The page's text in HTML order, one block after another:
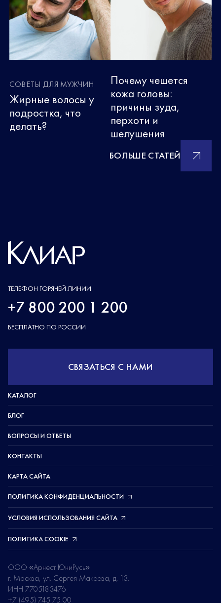
БОЛЬШЕ СТАТЕЙ
СОВЕТЫ ДЛЯ МУЖЧИН
Жирные волосы у
подростка, что
делать?
Почему чешется
кожа головы:
причины зуда,
перхоти и
шелушения
ТЕЛЕФОН ГОРЯЧЕЙ ЛИНИИ
+7 800 200 1 200
БЕСПЛАТНО ПО РОССИИ
СВЯЗАТЬСЯ С НАМИ
КАТАЛОГ
БЛОГ
ВОПРОСЫ И ОТВЕТЫ
КОНТАКТЫ
КАРТА САЙТА
ПОЛИТИКА КОНФИДЕНЦИАЛЬНОСТИ
УСЛОВИЯ ИСПОЛЬЗОВАНИЯ САЙТА
ПОЛИТИКА COOKIE
ООО «Арнест ЮниРусь»
г. Москва, ул. Сергея Макеева, д. 13.
ИНН 7705183476
+7 (495) 745 75 00